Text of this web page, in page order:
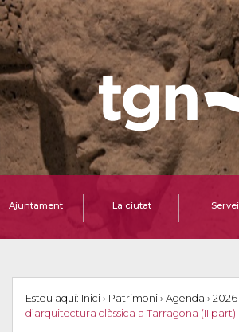
Ajuntament La ciutat
Esteu aquí: Inici › Patrimoni › Agenda › 2026
d’arquitectura clàssica a Tarragona (II part)